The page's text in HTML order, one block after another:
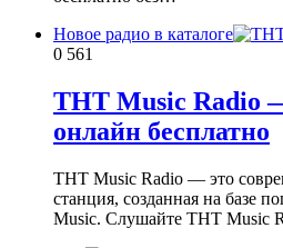
Новое радио в каталоге
0 561
ТНТ Music Radio
онлайн бесплатно
ТНТ Music Radio — это
станция, созданная на базе
Music. Слушайте ТНТ Music